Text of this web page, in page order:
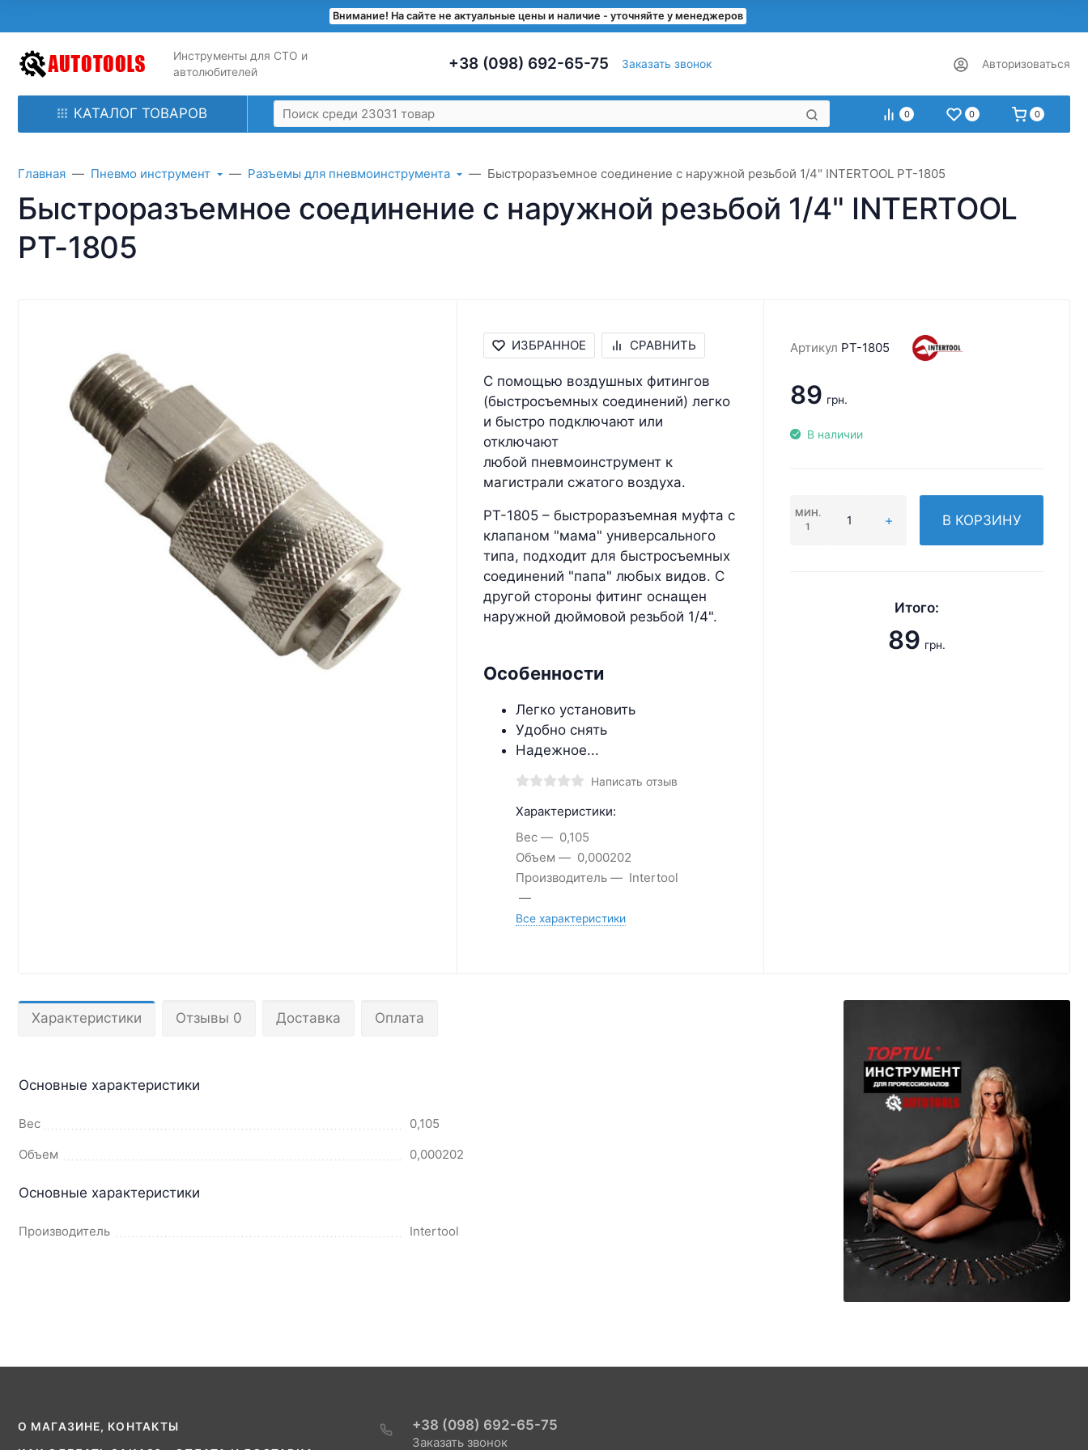
Внимание! На сайте не актуальные цены и наличие - уточняйте у менеджеров
Инструменты для СТО и
автолюбителей
+38 (098) 692-65-75 Заказать звонок Авторизоваться
КАТАЛОГ ТОВАРОВ 0 0 0
Главная Пневмо инструмент Разъемы для пневмоинструмента Быстроразъемное соединение с наружной резьбой 1/4" INTERTOOL PT-1805
Быстроразъемное соединение с наружной резьбой 1/4" INTERTOOL
PT-1805
ИЗБРАННОЕ СРАВНИТЬ
С помощью воздушных фитингов
(быстросъемных соединений) легко
и быстро подключают или
отключают
любой пневмоинструмент к
магистрали сжатого воздуха.
PT-1805 – быстроразъемная муфта с
клапаном "мама" универсального
типа, подходит для быстросъемных
соединений "папа" любых видов. С
другой стороны фитинг оснащен
наружной дюймовой резьбой 1/4".
Особенности
Легко установить
Удобно снять
Надежное...
Написать отзыв
Характеристики:
Вес
0,105
Объем
0,000202
Производитель
Intertool
Все характеристики
Артикул PT-1805
89 грн.
В наличии
МИН.
1
В КОРЗИНУ
Итого:
89 грн.
Характеристики Отзывы 0 Доставка Оплата
Основные характеристики
Вес
0,105
Объем
0,000202
Основные характеристики
Производитель Intertool
О МАГАЗИНЕ, КОНТАКТЫ +38 (098) 692-65-75
Заказать звонок